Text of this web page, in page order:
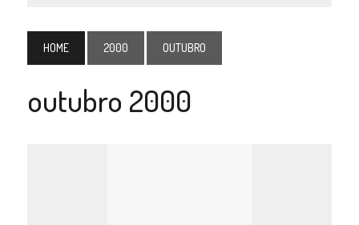
HOME 2000 OUTUBRO
outubro 2000